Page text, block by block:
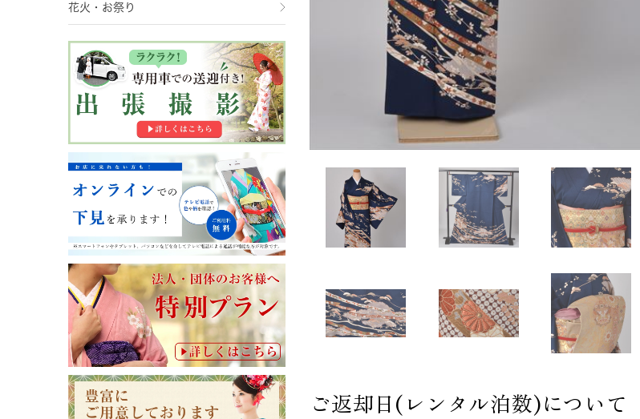
花火・お祭り
ご返却日(レンタル泊数)について